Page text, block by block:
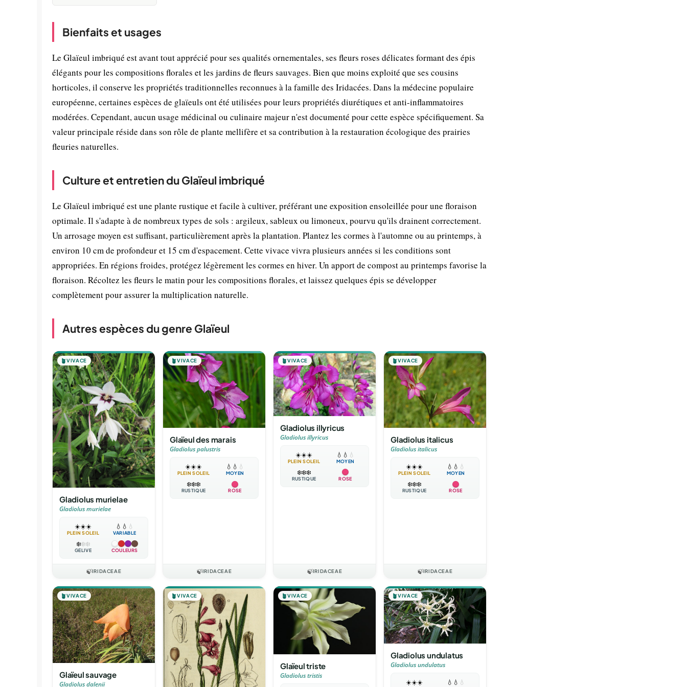
Bienfaits et usages
Le Glaïeul imbriqué est avant tout apprécié pour ses qualités ornementales, ses fleurs roses délicates formant des épis
élégants pour les compositions florales et les jardins de fleurs sauvages. Bien que moins exploité que ses cousins
horticoles, il conserve les propriétés traditionnelles reconnues à la famille des Iridacées. Dans la médecine populaire
européenne, certaines espèces de glaïeuls ont été utilisées pour leurs propriétés diurétiques et anti-inflammatoires
modérées. Cependant, aucun usage médicinal ou culinaire majeur n'est documenté pour cette espèce spécifiquement. Sa
valeur principale réside dans son rôle de plante mellifère et sa contribution à la restauration écologique des prairies
fleuries naturelles.
Culture et entretien du Glaïeul imbriqué
Le Glaïeul imbriqué est une plante rustique et facile à cultiver, préférant une exposition ensoleillée pour une floraison
optimale. Il s'adapte à de nombreux types de sols : argileux, sableux ou limoneux, pourvu qu'ils drainent correctement.
Un arrosage moyen est suffisant, particulièrement après la plantation. Plantez les cormes à l'automne ou au printemps, à
environ 10 cm de profondeur et 15 cm d'espacement. Cette vivace vivra plusieurs années si les conditions sont
appropriées. En régions froides, protégez légèrement les cormes en hiver. Un apport de compost au printemps favorise la
floraison. Récoltez les fleurs le matin pour les compositions florales, et laissez quelques épis se développer
complètement pour assurer la multiplication naturelle.
Autres espèces du genre Glaïeul
🪴VIVACE
Gladiolus murielae
Gladiolus murielae
☀️☀️☀️
PLEIN SOLEIL
💧 💧 💧
VARIABLE
❄️❄️❄️
GÉLIVE COULEURS
🍃IRIDACEAE
🪴VIVACE
Glaïeul des marais
Gladiolus palustris
☀️☀️☀️
PLEIN SOLEIL
💧 💧 💧
MOYEN
❄️❄️❄️
RUSTIQUE ROSE
🍃IRIDACEAE
🪴VIVACE
Gladiolus illyricus
Gladiolus illyricus
☀️☀️☀️
PLEIN SOLEIL
💧 💧 💧
MOYEN
❄️❄️❄️
RUSTIQUE ROSE
🍃IRIDACEAE
🪴VIVACE
Gladiolus italicus
Gladiolus italicus
☀️☀️☀️
PLEIN SOLEIL
💧 💧 💧
MOYEN
❄️❄️❄️
RUSTIQUE ROSE
🍃IRIDACEAE
🪴VIVACE
Glaïeul sauvage
Gladiolus dalenii
🪴VIVACE 🪴VIVACE
Glaïeul triste
Gladiolus tristis
🪴VIVACE
Gladiolus undulatus
Gladiolus undulatus
☀️☀️☀️ 💧 💧 💧